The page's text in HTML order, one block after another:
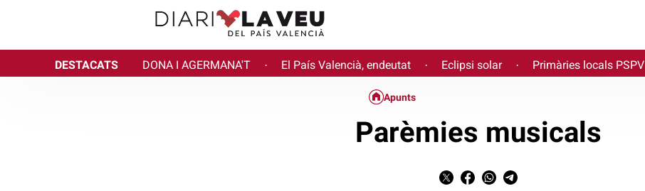
DESTACATS DONA I AGERMANA'T · El País Valencià, endeutat · Eclipsi solar · Primàries locals PSPV
Apunts
Parèmies musicals